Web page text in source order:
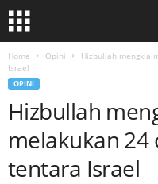
Home Opini
Hizbullah
Israel
OPINI
Hizbullah
melakukan 24
tentara Israel